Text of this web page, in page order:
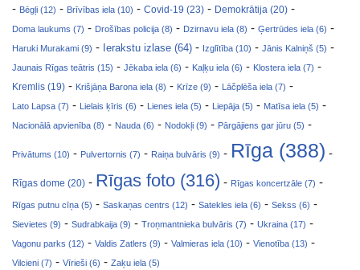
- Bēgļi (12) - Brīvības iela (10) - Covid-19 (23) - Demokrātija (20) -
Doma laukums (7) - Drošības policija (8) - Dzirnavu iela (8) - Ģertrūdes iela (6) -
Haruki Murakami (9) - Ierakstu izlase (64) - Izglītība (10) - Jānis Kalniņš (5) -
Jaunais Rīgas teātris (15) - Jēkaba iela (6) - Kaļķu iela (6) - Klostera iela (7) -
Kremlis (19) - Krišjāņa Barona iela (8) - Krīze (9) - Lāčplēša iela (7) -
Lato Lapsa (7) - Lielais ķīris (6) - Lienes iela (5) - Liepāja (5) - Matīsa iela (5) -
Nacionālā apvienība (8) - Nauda (6) - Nodokļi (9) - Pārgājiens gar jūru (5) -
Privātums (10) - Pulvertornis (7) - Raiņa bulvāris (9) - Rīga (388) -
Rīgas dome (20) - Rīgas foto (316) - Rīgas koncertzāle (7) -
Rīgas putnu cīņa (5) - Saskaņas centrs (12) - Satekles iela (6) - Sekss (6) -
Sievietes (9) - Sudrabkaija (9) - Troņmantnieka bulvāris (7) - Ukraina (17) -
Vagonu parks (12) - Valdis Zatlers (9) - Valmieras iela (10) - Vienotība (13) -
Vilcieni (7) - Vīrieši (6) - Zaķu iela (5)